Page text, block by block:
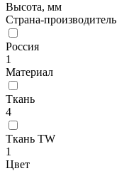
Высота, мм
Страна-производитель
Россия
1
Материал
Ткань
4
Ткань TW
1
Цвет